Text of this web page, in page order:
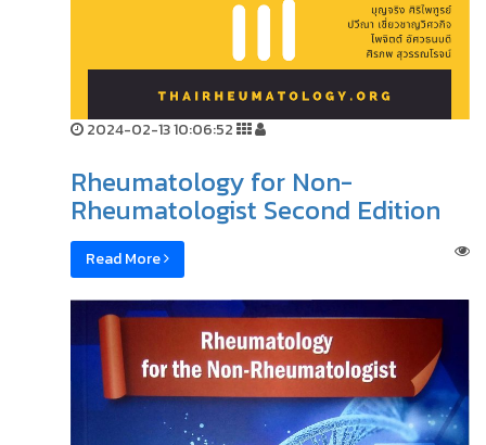
2024-02-13 10:06:52
Rheumatology for Non-
Rheumatologist Second Edition
Read More